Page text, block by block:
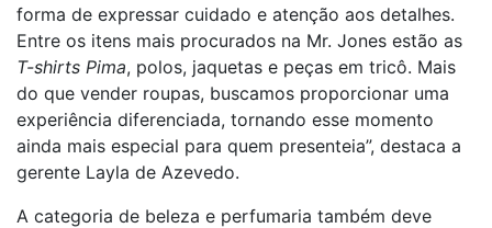
forma de expressar cuidado e atenção aos detalhes.
Entre os itens mais procurados na Mr. Jones estão as
T-shirts Pima, polos, jaquetas e peças em tricô. Mais
do que vender roupas, buscamos proporcionar uma
experiência diferenciada, tornando esse momento
ainda mais especial para quem presenteia”, destaca a
gerente Layla de Azevedo.
A categoria de beleza e perfumaria também deve